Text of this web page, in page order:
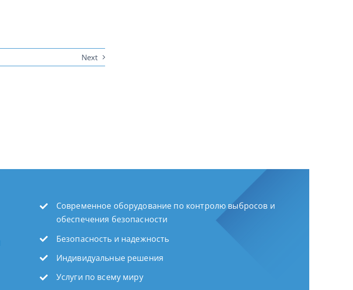
Next
Современное оборудование по контролю выбросов и
обеспечения безопасности
Безопасность и надежность
Индивидуальные решения
Услуги по всему миру